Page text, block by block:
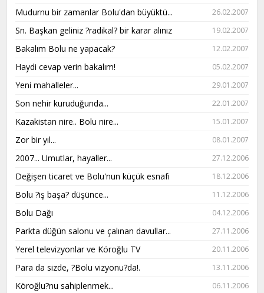
Mudurnu bir zamanlar Bolu'dan büyüktü... 26.02.2007
Sn. Başkan geliniz ?radikal? bir karar alınız 19.02.2007
Bakalım Bolu ne yapacak? 12.02.2007
Haydi cevap verin bakalım! 05.02.2007
Yeni mahalleler... 29.01.2007
Son nehir kuruduğunda... 22.01.2007
Kazakistan nire.. Bolu nire... 15.01.2007
Zor bir yıl... 08.01.2007
2007... Umutlar, hayaller... 27.12.2006
Değişen ticaret ve Bolu'nun küçük esnafı 18.12.2006
Bolu ?iş başa? düşünce... 11.12.2006
Bolu Dağı 04.12.2006
Parkta düğün salonu ve çalınan davullar... 27.11.2006
Yerel televizyonlar ve Köroğlu TV 20.11.2006
Para da sizde, ?Bolu vizyonu?da!. 13.11.2006
Köroğlu?nu sahiplenmek... 06.11.2006